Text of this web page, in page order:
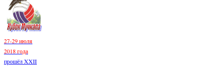
27-29 июля
2018 года
прошёл XXII